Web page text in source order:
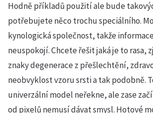
Hodně příkladů použití ale bude
potřebujete něco trochu speciálního.
kynologická společnost, takže
neuspokojí. Chcete řešit jaká je to rasa,
znaky degenerace z přešlechtění,
neobvyklost vzoru srsti a tak podobně.
univerzální model neřekne, ale zase
od pixelů nemusí dávat smysl. Hotové